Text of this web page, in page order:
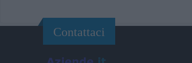
Contattaci